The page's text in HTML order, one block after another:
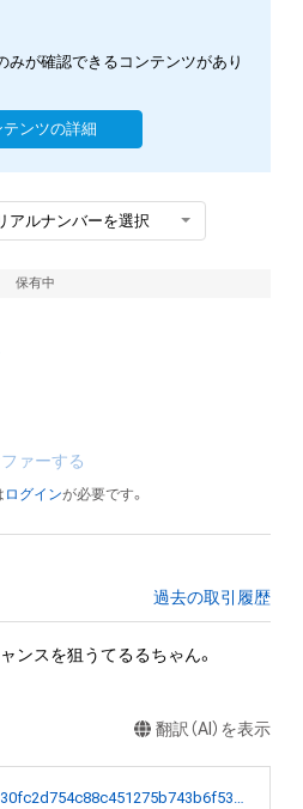
みが確認できるコンテンツがあり
テンツの詳細
アルナンバーを選択
保有中
ァーする
ログインが必要です。
過去の取引履歴
ンスを狙うてるるちゃん。
翻訳（AI）を表示
0xb30fc2d754c88c451275b743b6f530f19f643683